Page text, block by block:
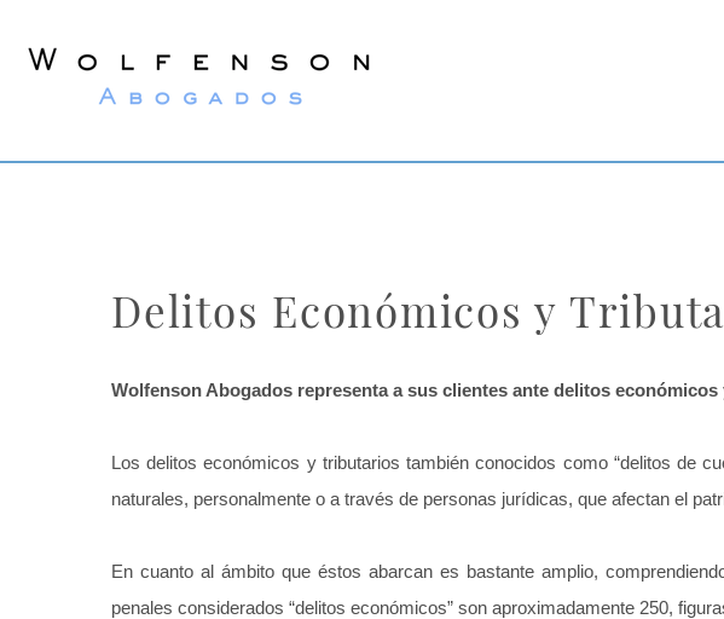
Delitos Económicos y
Wolfenson Abogados representa a sus clientes ante delitos
Los delitos económicos y tributarios también conocidos como “delitos de
naturales, personalmente o a través de personas jurídicas, que afectan el
En cuanto al ámbito que éstos abarcan es bastante amplio,
penales considerados “delitos económicos” son aproximadamente 250,
Wolfenson